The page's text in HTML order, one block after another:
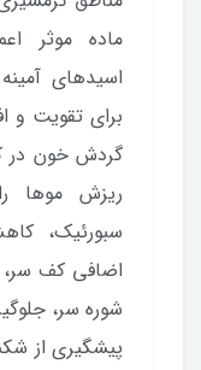
ماده موثر
اسیدهای
برای تقویت و
گردش خون در
ریزش موها
سبورئیک،
اضافی کف سر،
شوره سر،
پیشگیری از